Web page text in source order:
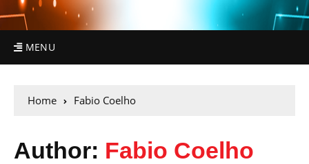
MENU
Home Fabio Coelho
Author: Fabio Coelho